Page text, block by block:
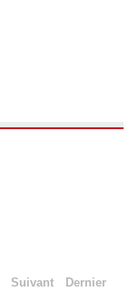
Suivant Dernier